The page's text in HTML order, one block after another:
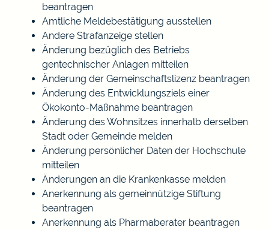
beantragen
Amtliche Meldebestätigung ausstellen
Andere Strafanzeige stellen
Änderung bezüglich des Betriebs
gentechnischer Anlagen mitteilen
Änderung der Gemeinschaftslizenz beantragen
Änderung des Entwicklungsziels einer
Ökokonto-Maßnahme beantragen
Änderung des Wohnsitzes innerhalb derselben
Stadt oder Gemeinde melden
Änderung persönlicher Daten der Hochschule
mitteilen
Änderungen an die Krankenkasse melden
Anerkennung als gemeinnützige Stiftung
beantragen
Anerkennung als Pharmaberater beantragen